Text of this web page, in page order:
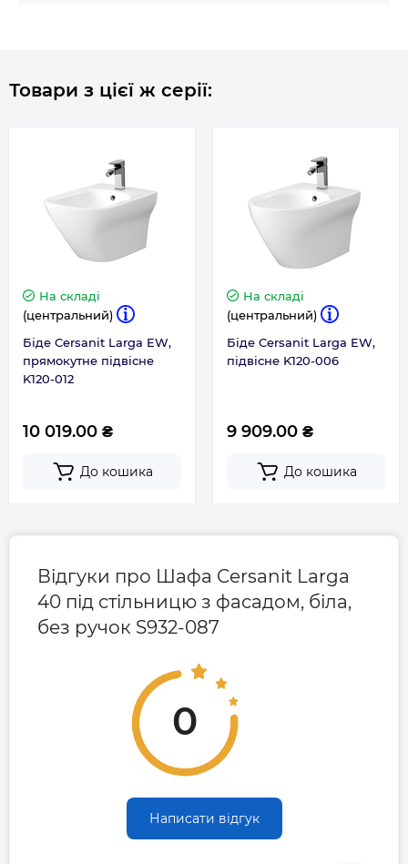
Товари з цієї ж серії:
На складі
(центральний)
Біде Cersanit Larga EW,
прямокутне підвісне
K120-012
10 019.00 ₴
До кошика
На складі
(центральний)
Біде Cersanit Larga EW,
підвісне K120-006
9 909.00 ₴
До кошика
Відгуки про Шафа Cersanit Larga
40 під стільницю з фасадом, біла,
без ручок S932-087
0
Написати відгук